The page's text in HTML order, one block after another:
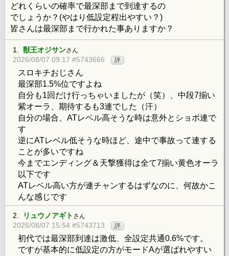
どれくらいの確率で最深部まで到達するの
でしょうか？(やはり低設定程出やすい？)
皆さんは最深部まで行かれた事ありますか？
1. 獣王オジサンさん
2026/08/07 09:17 #5743666 評
スロキチおじさん
最深部1.5%位ですよね
自分も1回だけ行っちゃいましたが（笑）、中段7揃い
紫オーラ、期待するも3連でした（汗）
自分の場合、ATレベル高そうな時は意外とショボ連で
す
逆にATレベル低そうな時ほど、途中で事故って連する
ことが多いですね
今までエンディング＆天撃獲得は全て7揃い黄色オーラ
以下です
ATレベル高い方が連チャンするはずなのに、何故かこ
んな感じです
2. リュウノアギト さん
2026/08/07 15:54 #5743713 評
初代では最深部到達は激低、全設定共通0.6%です。
ですが基本的に低設定の方がモードAが選ばれやすい